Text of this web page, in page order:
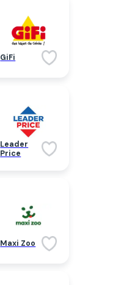
GiFi
Leader
Price
Maxi Zoo